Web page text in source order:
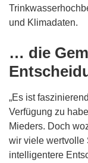
und Klimadaten.
… die
„Es ist
Verfügung zu
Mieders. Doch
wir viele wertvolle
intelligentere